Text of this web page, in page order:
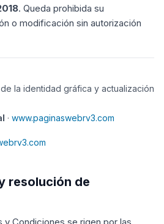
. Queda prohibida su
o modificación sin autorización
la identidad gráfica y actualización
· www.paginaswebrv3.com
resolución de